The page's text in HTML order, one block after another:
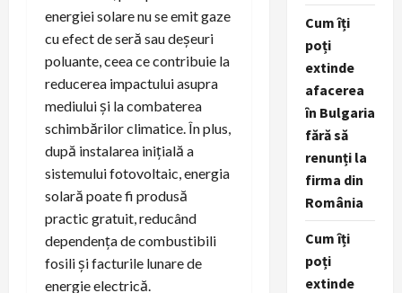
energiei solare nu se emit gaze
cu efect de seră sau deșeuri
poluante, ceea ce contribuie la
reducerea impactului asupra
mediului și la combaterea
schimbărilor climatice. În plus,
după instalarea inițială a
sistemului fotovoltaic, energia
solară poate fi produsă
practic gratuit, reducând
dependența de combustibili
fosili și facturile lunare de
energie electrică.
Cum îți
poți
extinde
afacerea
în Bulgaria
fără să
renunți la
firma din
România
Cum îți
poți
extinde